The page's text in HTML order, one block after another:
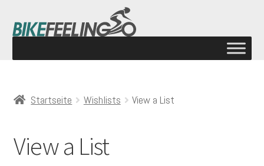
Startseite Wishlists View a List
View a List